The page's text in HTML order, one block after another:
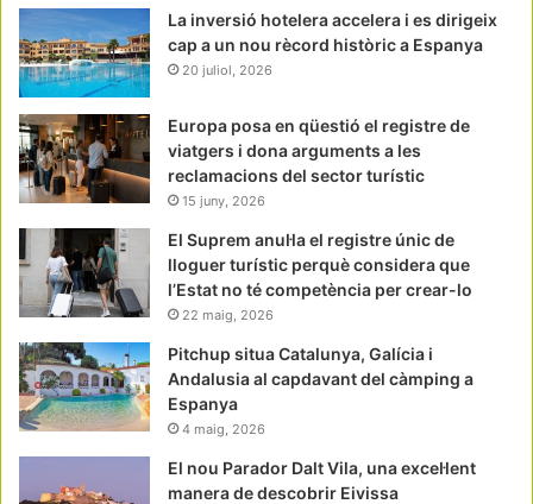
La inversió hotelera accelera i es dirigeix
cap a un nou rècord històric a Espanya
20 juliol, 2026
Europa posa en qüestió el registre de
viatgers i dona arguments a les
reclamacions del sector turístic
15 juny, 2026
El Suprem anul·la el registre únic de
lloguer turístic perquè considera que
l’Estat no té competència per crear-lo
22 maig, 2026
Pitchup situa Catalunya, Galícia i
Andalusia al capdavant del càmping a
Espanya
4 maig, 2026
El nou Parador Dalt Vila, una excel·lent
manera de descobrir Eivissa